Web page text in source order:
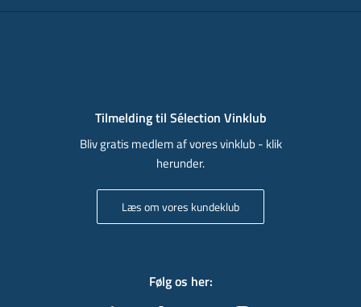
Tilmelding til Sélection Vinklub
Bliv gratis medlem af vores vinklub - klik
herunder.
Læs om vores kundeklub
Følg os her: